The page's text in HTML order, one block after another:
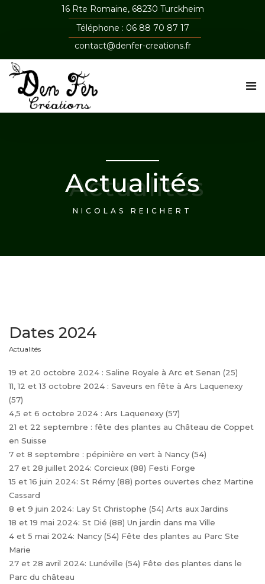
16 Rte Romaine, 68230 Turckheim
Téléphone : 06 88 70 87 17
contact@denfer-creations.fr
Actualités
NICOLAS REICHERT
Dates 2024
Actualités
19 et 20 octobre 2024 : Saline Royale à Arc et Senan (25)
11, 12 et 13 octobre 2024 : Saveurs en fête à Ars Laquenexy
(57)
4,5 et 6 octobre 2024 : Ars Laquenexy (57)
21 et 22 septembre : fête des plantes au Château de Coppet
en Suisse
7 et 8 septembre : pépinière en vert à Nancy (54)
27 et 28 juillet 2024: Corcieux (88) Festi Forge
15 et 16 juin 2024: St Rémy (88) portes ouvertes chez Martine
Cassard
8 et 9 juin 2024: Lay St Christophe (54) Arts aux Jardins
18 et 19 mai 2024: St Dié (88) Un jardin dans ma Ville
4 et 5 mai 2024: Nancy (54) Fête des plantes au Parc Ste
Marie
27 et 28 avril 2024: Lunéville (54) Fête des plantes dans le
Parc du château